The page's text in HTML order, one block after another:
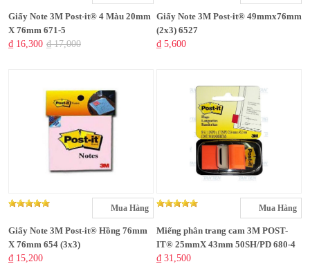
Giấy Note 3M Post-it® 4 Màu 20mm
X 76mm 671-5
₫ 16,300 ₫ 17,000
Giấy Note 3M Post-it® 49mmx76mm
(2x3) 6527
₫ 5,600
Mua Hàng
Giấy Note 3M Post-it® Hồng 76mm
X 76mm 654 (3x3)
₫ 15,200
Mua Hàng
Miếng phân trang cam 3M POST-
IT® 25mmX 43mm 50SH/PD 680-4
₫ 31,500